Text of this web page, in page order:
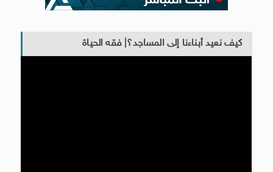
كيف نعيد أبناءنا إلى المساجد؟| فقه الحياة